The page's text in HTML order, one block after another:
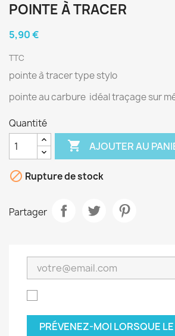
POINTE À TRACER
5,90 €
TTC
pointe à tracer type stylo
pointe au carbure idéal traçage sur
Quantité
 AJOUTER AU
 Rupture de stock
Partager
PRÉVENEZ-MOI LORSQUE